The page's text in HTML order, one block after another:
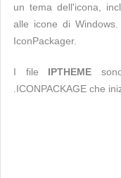
un tema dell'icona,
alle icone di
IconPackager.
I file IPTHEME
.ICONPACKAGE che